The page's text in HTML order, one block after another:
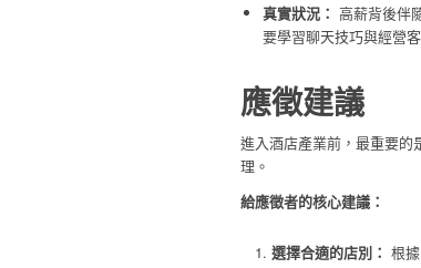
真實狀況： 高薪背後伴
要學習聊天技巧與經營
應徵建議
進入酒店產業前，最重要的
理。
給應徵者的核心建議：
選擇合適的店別： 根